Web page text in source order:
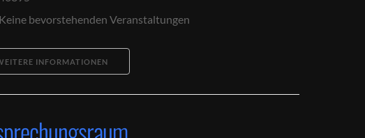
bevorstehenden Veranstaltungen
INFORMATIONEN